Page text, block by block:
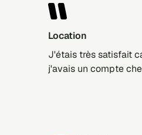
Location
J'étais très satisfait
j'avais un compte